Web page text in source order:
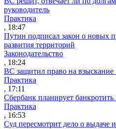
руководитель
Практика
, 18:47
Путин подписал закон о новых
развития территорий
Законодательство
, 18:24
ВС защитил право на взыскание
Практика
, 17:11
Сбербанк планирует банкротить
Практика
, 16:53
Суд пересмотрит дело о выдаче